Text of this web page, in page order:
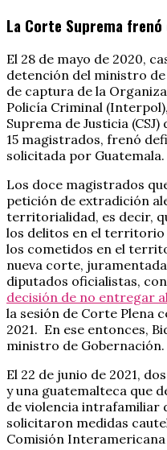
La Corte Suprema
El 28 de mayo de 2020,
detención del ministro
de captura de la
Policía Criminal
Suprema de Justicia
15 magistrados, frenó
solicitada por Guatemala.
Los doce magistrados
petición de extradición
territorialidad, es decir,
los delitos en el territorio
los cometidos en el
nueva corte,
diputados oficialistas,
decisión de no entregar
la sesión de Corte Plena
2021. En ese entonces,
ministro de Gobernación.
El 22 de junio de 2021,
y una guatemalteca que
de violencia intrafamiliar
solicitaron medidas
Comisión